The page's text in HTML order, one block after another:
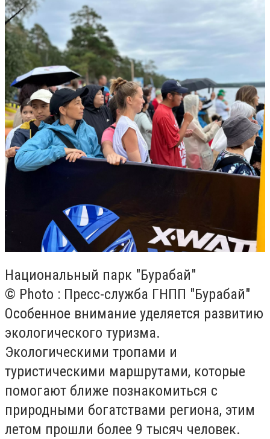
Национальный парк "Бурабай"
© Photo : Пресс-служба ГНПП "Бурабай"
Особенное внимание уделяется развитию
экологического туризма.
Экологическими тропами и
туристическими маршрутами, которые
помогают ближе познакомиться с
природными богатствами региона, этим
летом прошли более 9 тысяч человек.